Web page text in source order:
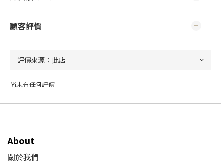
顧客評價
尚未有任何評價
About
關於我們